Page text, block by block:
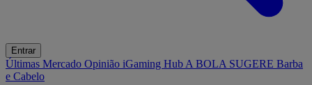
Entrar
Últimas Mercado Opinião iGaming Hub A BOLA SUGERE Barba
e Cabelo